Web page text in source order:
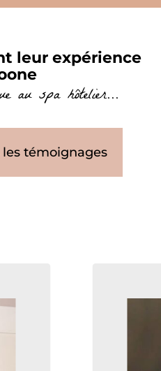
leur expérience
au spa hôtelier...
témoignages